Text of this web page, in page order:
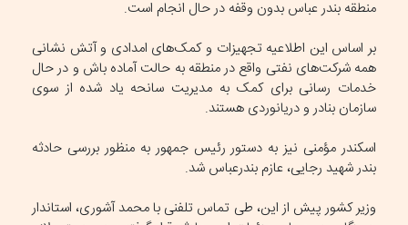
منطقه بندر عباس بدون وقفه در حال انجام است.
بر اساس این اطلاعیه تجهیزات و کمک‌های امدادی و آتش نشانی
همه شرکت‌های نفتی واقع در منطقه به حالت آماده باش و در حال
خدمات رسانی برای کمک به مدیریت سانحه یاد شده از سوی
سازمان بنادر و دریانوردی هستند.
اسکندر مؤمنی نیز به دستور رئیس جمهور به منظور بررسی حادثه
بندر شهید رجایی، عازم بندرعباس شد.
وزیر کشور پیش از این، طی تماس تلفنی با محمد آشوری، استاندار